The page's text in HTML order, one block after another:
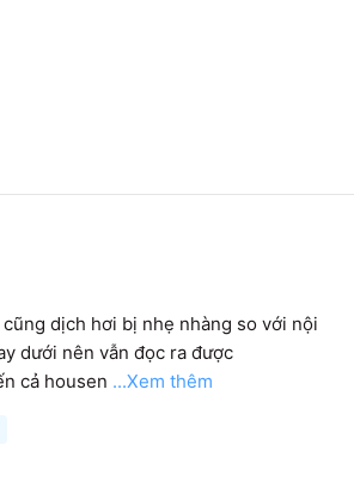
dịch hơi bị nhẹ nhàng so với nội
dưới nên vẫn đọc ra được
cả housen ...Xem thêm